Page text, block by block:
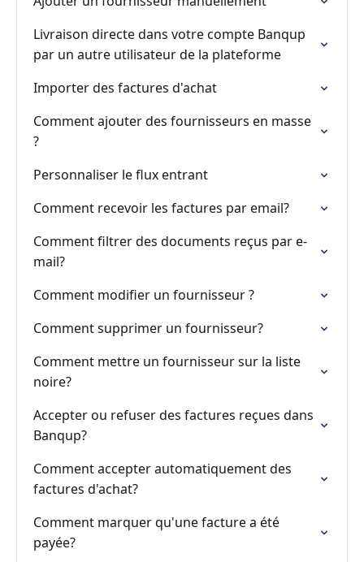
Livraison directe dans votre compte Banqup
par un autre utilisateur de la plateforme
Importer des factures d'achat
Comment ajouter des fournisseurs en masse
?
Personnaliser le flux entrant
Comment recevoir les factures par email?
Comment filtrer des documents reçus par e-
mail?
Comment modifier un fournisseur ?
Comment supprimer un fournisseur?
Comment mettre un fournisseur sur la liste
noire?
Accepter ou refuser des factures reçues dans
Banqup?
Comment accepter automatiquement des
factures d'achat?
Comment marquer qu'une facture a été
payée?